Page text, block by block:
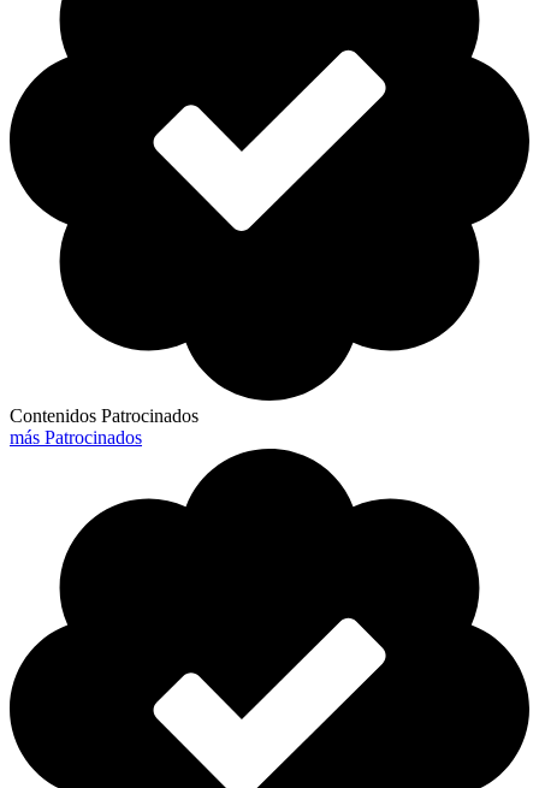
Contenidos Patrocinados
más Patrocinados